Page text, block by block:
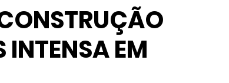
INTENSA EM